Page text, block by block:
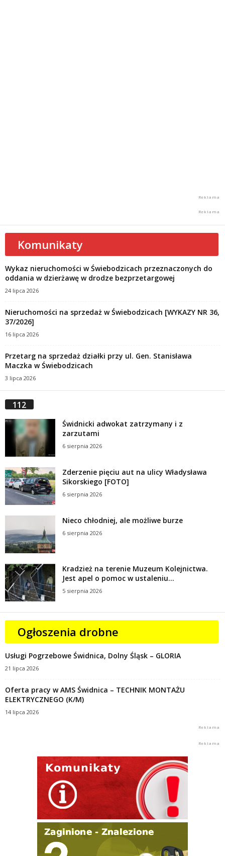
Komunikaty
Wykaz nieruchomości w Świebodzicach przeznaczonych do
oddania w dzierżawę w drodze bezprzetargowej
24 lipca 2026
Nieruchomości na sprzedaż w Świebodzicach [WYKAZY NR 36,
37/2026]
16 lipca 2026
Przetarg na sprzedaż działki przy ul. Gen. Stanisława
Maczka w Świebodzicach
3 lipca 2026
112
Świdnicki adwokat zatrzymany i z
zarzutami
6 sierpnia 2026
Zderzenie pięciu aut na ulicy Władysława
Sikorskiego [FOTO]
6 sierpnia 2026
Nieco chłodniej, ale możliwe burze
6 sierpnia 2026
Kradzież na terenie Muzeum Kolejnictwa.
Jest apel o pomoc w ustaleniu...
5 sierpnia 2026
Ogłoszenia drobne
Usługi Pogrzebowe Świdnica, Dolny Śląsk – GLORIA
21 lipca 2026
Oferta pracy w AMS Świdnica – TECHNIK MONTAŻU
ELEKTRYCZNEGO (K/M)
14 lipca 2026